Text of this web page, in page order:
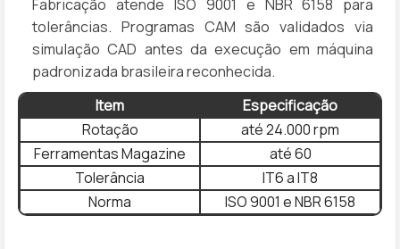
Fabricação atende ISO 9001 e NBR 6158 para
tolerâncias. Programas CAM são validados via
simulação CAD antes da execução em máquina
padronizada brasileira reconhecida.
Item
Especificação
Rotação
até 24.000 rpm
Ferramentas Magazine
até 60
Tolerância
IT6 a IT8
Norma
ISO 9001 e NBR 6158